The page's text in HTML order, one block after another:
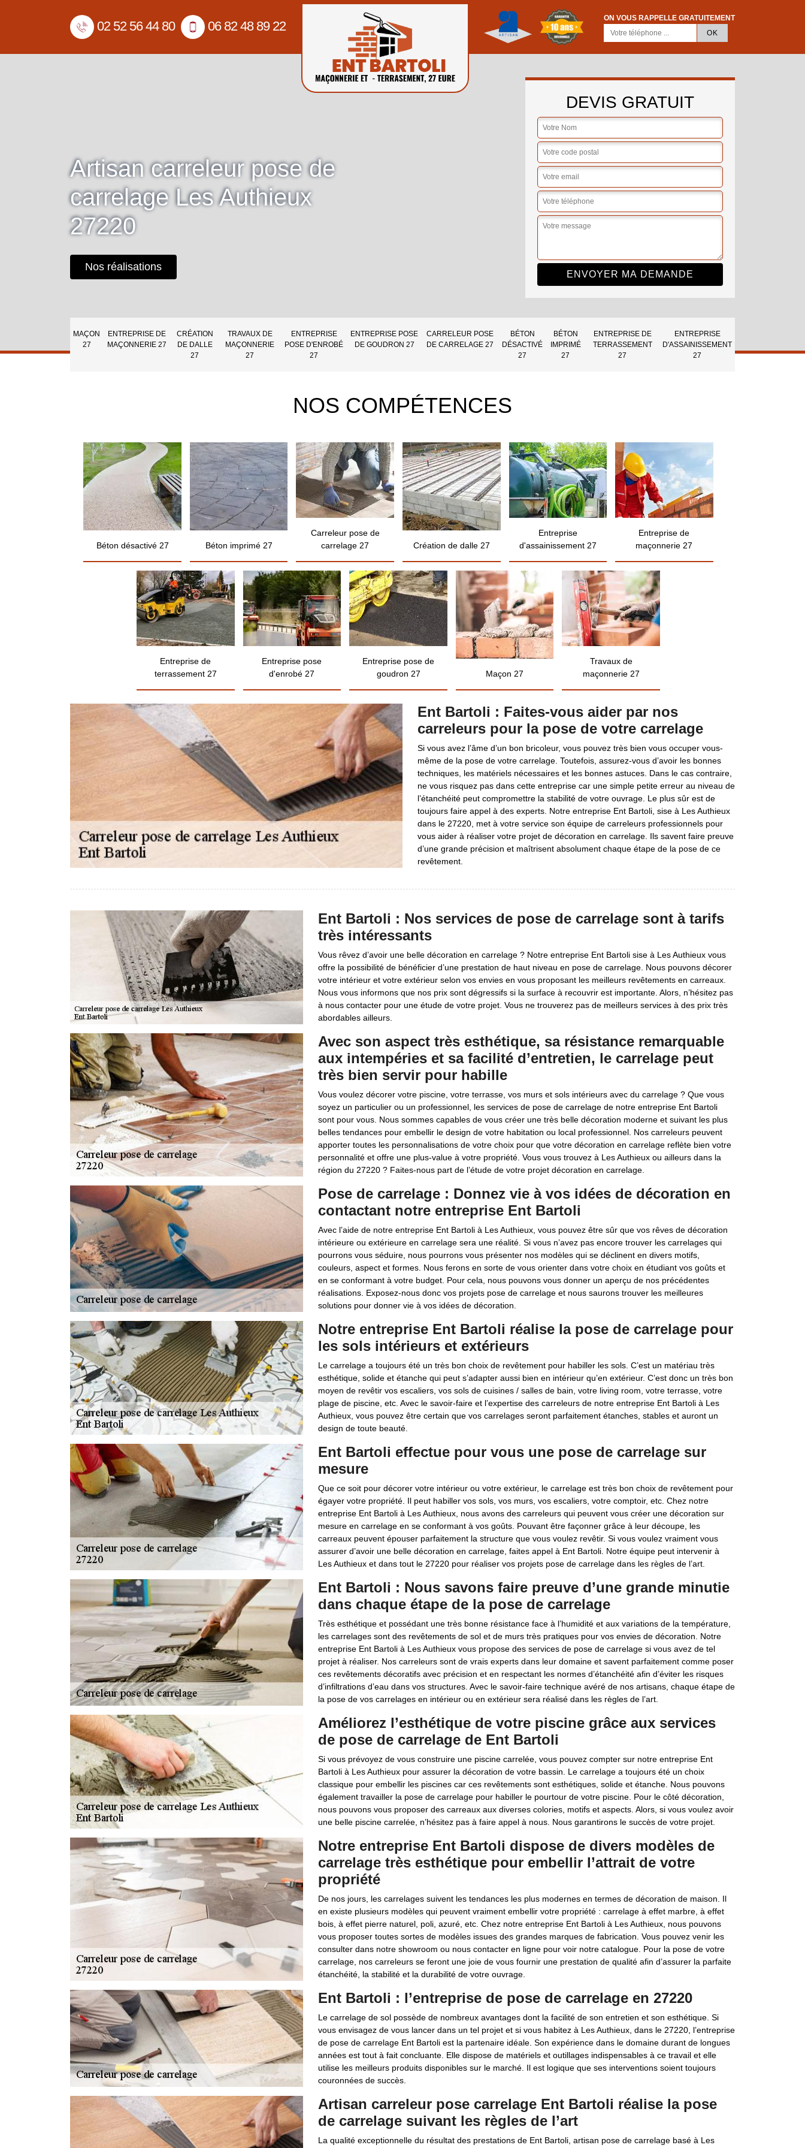
02 52 56 44 80 06 82 48 89 22
ON VOUS RAPPELLE GRATUITEMENT
Artisan carreleur pose de
carrelage Les Authieux
27220
Nos réalisations
DEVIS GRATUIT
MAÇON
27
ENTREPRISE DE
MAÇONNERIE 27
CRÉATION
DE DALLE
27
TRAVAUX DE
MAÇONNERIE
27
ENTREPRISE
POSE D'ENROBÉ
27
ENTREPRISE POSE
DE GOUDRON 27
CARRELEUR POSE
DE CARRELAGE 27
BÉTON
DÉSACTIVÉ
27
BÉTON
IMPRIMÉ
27
ENTREPRISE DE
TERRASSEMENT
27
ENTREPRISE
D'ASSAINISSEMENT
27
NOS COMPÉTENCES
Béton désactivé 27 Béton imprimé 27
Carreleur pose de
carrelage 27
Création de dalle 27
Entreprise
d'assainissement 27
Entreprise de
maçonnerie 27
Entreprise de
terrassement 27
Entreprise pose
d'enrobé 27
Entreprise pose de
goudron 27
Maçon 27
Travaux de
maçonnerie 27
Ent Bartoli : Faites-vous aider par nos
carreleurs pour la pose de votre carrelage
Si vous avez l’âme d’un bon bricoleur, vous pouvez très bien vous occuper vous-
même de la pose de votre carrelage. Toutefois, assurez-vous d’avoir les bonnes
techniques, les matériels nécessaires et les bonnes astuces. Dans le cas contraire,
ne vous risquez pas dans cette entreprise car une simple petite erreur au niveau de
l’étanchéité peut compromettre la stabilité de votre ouvrage. Le plus sûr est de
toujours faire appel à des experts. Notre entreprise Ent Bartoli, sise à Les Authieux
dans le 27220, met à votre service son équipe de carreleurs professionnels pour
vous aider à réaliser votre projet de décoration en carrelage. Ils savent faire preuve
d’une grande précision et maîtrisent absolument chaque étape de la pose de ce
revêtement.
Ent Bartoli : Nos services de pose de carrelage sont à tarifs
très intéressants
Vous rêvez d’avoir une belle décoration en carrelage ? Notre entreprise Ent Bartoli sise à Les Authieux vous
offre la possibilité de bénéficier d’une prestation de haut niveau en pose de carrelage. Nous pouvons décorer
votre intérieur et votre extérieur selon vos envies en vous proposant les meilleurs revêtements en carreaux.
Nous vous informons que nos prix sont dégressifs si la surface à recouvrir est importante. Alors, n’hésitez pas
à nous contacter pour une étude de votre projet. Vous ne trouverez pas de meilleurs services à des prix très
abordables ailleurs.
Avec son aspect très esthétique, sa résistance remarquable
aux intempéries et sa facilité d’entretien, le carrelage peut
très bien servir pour habille
Vous voulez décorer votre piscine, votre terrasse, vos murs et sols intérieurs avec du carrelage ? Que vous
soyez un particulier ou un professionnel, les services de pose de carrelage de notre entreprise Ent Bartoli
sont pour vous. Nous sommes capables de vous créer une très belle décoration moderne et suivant les plus
belles tendances pour embellir le design de votre habitation ou local professionnel. Nos carreleurs peuvent
apporter toutes les personnalisations de votre choix pour que votre décoration en carrelage reflète bien votre
personnalité et offre une plus-value à votre propriété. Vous vous trouvez à Les Authieux ou ailleurs dans la
région du 27220 ? Faites-nous part de l’étude de votre projet décoration en carrelage.
Pose de carrelage : Donnez vie à vos idées de décoration en
contactant notre entreprise Ent Bartoli
Avec l’aide de notre entreprise Ent Bartoli à Les Authieux, vous pouvez être sûr que vos rêves de décoration
intérieure ou extérieure en carrelage sera une réalité. Si vous n’avez pas encore trouver les carrelages qui
pourrons vous séduire, nous pourrons vous présenter nos modèles qui se déclinent en divers motifs,
couleurs, aspect et formes. Nous ferons en sorte de vous orienter dans votre choix en étudiant vos goûts et
en se conformant à votre budget. Pour cela, nous pouvons vous donner un aperçu de nos précédentes
réalisations. Exposez-nous donc vos projets pose de carrelage et nous saurons trouver les meilleures
solutions pour donner vie à vos idées de décoration.
Notre entreprise Ent Bartoli réalise la pose de carrelage pour
les sols intérieurs et extérieurs
Le carrelage a toujours été un très bon choix de revêtement pour habiller les sols. C’est un matériau très
esthétique, solide et étanche qui peut s’adapter aussi bien en intérieur qu’en extérieur. C’est donc un très bon
moyen de revêtir vos escaliers, vos sols de cuisines / salles de bain, votre living room, votre terrasse, votre
plage de piscine, etc. Avec le savoir-faire et l’expertise des carreleurs de notre entreprise Ent Bartoli à Les
Authieux, vous pouvez être certain que vos carrelages seront parfaitement étanches, stables et auront un
design de toute beauté.
Ent Bartoli effectue pour vous une pose de carrelage sur
mesure
Que ce soit pour décorer votre intérieur ou votre extérieur, le carrelage est très bon choix de revêtement pour
égayer votre propriété. Il peut habiller vos sols, vos murs, vos escaliers, votre comptoir, etc. Chez notre
entreprise Ent Bartoli à Les Authieux, nous avons des carreleurs qui peuvent vous créer une décoration sur
mesure en carrelage en se conformant à vos goûts. Pouvant être façonner grâce à leur découpe, les
carreaux peuvent épouser parfaitement la structure que vous voulez revêtir. Si vous voulez vraiment vous
assurer d’avoir une belle décoration en carrelage, faites appel à Ent Bartoli. Notre équipe peut intervenir à
Les Authieux et dans tout le 27220 pour réaliser vos projets pose de carrelage dans les règles de l’art.
Ent Bartoli : Nous savons faire preuve d’une grande minutie
dans chaque étape de la pose de carrelage
Très esthétique et possédant une très bonne résistance face à l’humidité et aux variations de la température,
les carrelages sont des revêtements de sol et de murs très pratiques pour vos envies de décoration. Notre
entreprise Ent Bartoli à Les Authieux vous propose des services de pose de carrelage si vous avez de tel
projet à réaliser. Nos carreleurs sont de vrais experts dans leur domaine et savent parfaitement comme poser
ces revêtements décoratifs avec précision et en respectant les normes d’étanchéité afin d’éviter les risques
d’infiltrations d’eau dans vos structures. Avec le savoir-faire technique avéré de nos artisans, chaque étape de
la pose de vos carrelages en intérieur ou en extérieur sera réalisé dans les règles de l’art.
Améliorez l’esthétique de votre piscine grâce aux services
de pose de carrelage de Ent Bartoli
Si vous prévoyez de vous construire une piscine carrelée, vous pouvez compter sur notre entreprise Ent
Bartoli à Les Authieux pour assurer la décoration de votre bassin. Le carrelage a toujours été un choix
classique pour embellir les piscines car ces revêtements sont esthétiques, solide et étanche. Nous pouvons
également travailler la pose de carrelage pour habiller le pourtour de votre piscine. Pour le côté décoration,
nous pouvons vous proposer des carreaux aux diverses colories, motifs et aspects. Alors, si vous voulez avoir
une belle piscine carrelée, n’hésitez pas à faire appel à nous. Nous garantirons le succès de votre projet.
Notre entreprise Ent Bartoli dispose de divers modèles de
carrelage très esthétique pour embellir l’attrait de votre
propriété
De nos jours, les carrelages suivent les tendances les plus modernes en termes de décoration de maison. Il
en existe plusieurs modèles qui peuvent vraiment embellir votre propriété : carrelage à effet marbre, à effet
bois, à effet pierre naturel, poli, azuré, etc. Chez notre entreprise Ent Bartoli à Les Authieux, nous pouvons
vous proposer toutes sortes de modèles issues des grandes marques de fabrication. Vous pouvez venir les
consulter dans notre showroom ou nous contacter en ligne pour voir notre catalogue. Pour la pose de votre
carrelage, nos carreleurs se feront une joie de vous fournir une prestation de qualité afin d’assurer la parfaite
étanchéité, la stabilité et la durabilité de votre ouvrage.
Ent Bartoli : l’entreprise de pose de carrelage en 27220
Le carrelage de sol possède de nombreux avantages dont la facilité de son entretien et son esthétique. Si
vous envisagez de vous lancer dans un tel projet et si vous habitez à Les Authieux, dans le 27220, l’entreprise
de pose de carrelage Ent Bartoli est la partenaire idéale. Son expérience dans le domaine durant de longues
années est tout à fait concluante. Elle dispose de matériels et outillages indispensables à ce travail et elle
utilise les meilleurs produits disponibles sur le marché. Il est logique que ses interventions soient toujours
couronnées de succès.
Artisan carreleur pose carrelage Ent Bartoli réalise la pose
de carrelage suivant les règles de l’art
La qualité exceptionnelle du résultat des prestations de Ent Bartoli, artisan pose de carrelage basé à Les